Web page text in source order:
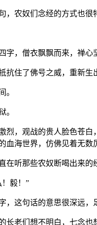
，农奴们念经的方式也
字，僧衣飘飘而来，禅
抗住了佛号之威，重新生
。
。
烈，观战的贵人脸色苍
血海世界，仿佛见着无数
在听那些农奴断喝出来的
毅！”
，这句话的意思很深远，
长老们想不明白，七念